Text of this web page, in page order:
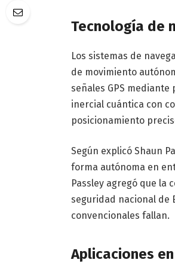
Tecnología de
Los sistemas de
de movimiento
señales GPS
inercial cuántica con
posicionamiento
Según explicó Shaun
forma autónoma en
Passley agregó que la
seguridad nacional de
convencionales fallan.
Aplicaciones